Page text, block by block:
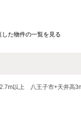
した物件の一覧を見る
以上 八王子市+天井高